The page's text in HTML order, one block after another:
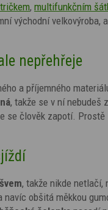
, multifunkčním
východní
nepřehřeje
a příjemného
, takže se v ní nebudeš
se člověk zapotí. Prostě
, takže nikde
navíc obšitá měkkou